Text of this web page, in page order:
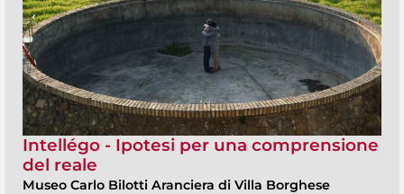
Intellégo - Ipotesi per una comprensione
del reale
Museo Carlo Bilotti Aranciera di Villa Borghese